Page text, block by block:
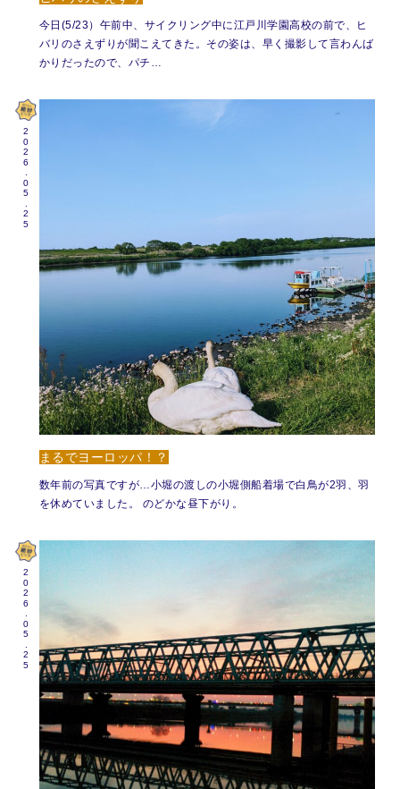
今日(5/23）午前中、サイクリング中に江戸川学園高校の前で、ヒ
バリのさえずりが聞こえてきた。その姿は、早く撮影して言わんば
かりだったので、パチ…
2026.05.25
まるでヨーロッパ！？
数年前の写真ですが…小堀の渡しの小堀側船着場で白鳥が2羽、羽
を休めていました。 のどかな昼下がり。
2026.05.25